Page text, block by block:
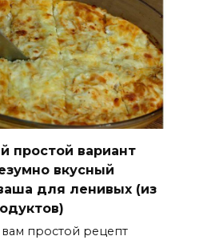
простой вариант
вкусный
для ленивых (из
простой рецепт